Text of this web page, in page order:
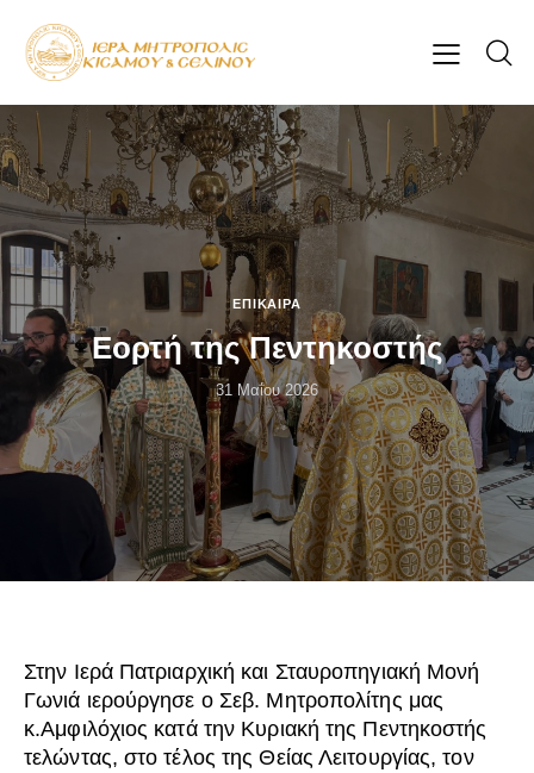
ΕΠΊΚΑΙΡΑ
Εορτή της Πεντηκοστής
31 Μαΐου 2026
Στην Ιερά Πατριαρχική και Σταυροπηγιακή Μονή
Γωνιά ιερούργησε ο Σεβ. Μητροπολίτης μας
κ.Αμφιλόχιος κατά την Κυριακή της Πεντηκοστής
τελώντας, στο τέλος της Θείας Λειτουργίας, τον